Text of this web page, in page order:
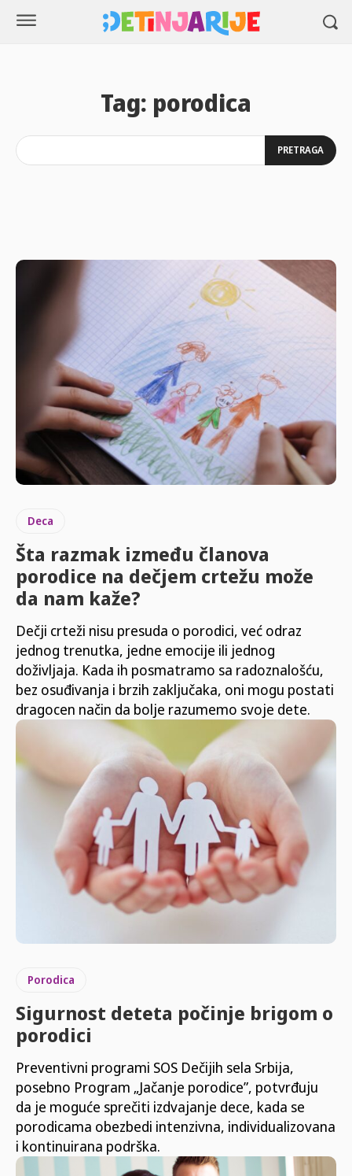
Tag: porodica
PRETRAGA
Deca
Šta razmak između članova
porodice na dečjem crtežu može
da nam kaže?
Dečji crteži nisu presuda o porodici, već odraz
jednog trenutka, jedne emocije ili jednog
doživljaja. Kada ih posmatramo sa radoznalošću,
bez osuđivanja i brzih zaključaka, oni mogu postati
dragocen način da bolje razumemo svoje dete.
Porodica
Sigurnost deteta počinje brigom o
porodici
Preventivni programi SOS Dečijih sela Srbija,
posebno Program „Jačanje porodice”, potvrđuju
da je moguće sprečiti izdvajanje dece, kada se
porodicama obezbedi intenzivna, individualizovana
i kontinuirana podrška.